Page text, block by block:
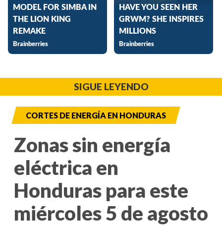
SIGUE LEYENDO
CORTES DE ENERGÍA EN HONDURAS
Zonas sin energía
eléctrica en
Honduras para este
miércoles 5 de agosto